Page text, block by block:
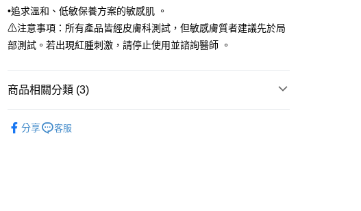
／ATM／網路銀行／等多元方式進行付款，方視為交易完成。
※ 請注意：結帳手續完成當下不需立刻繳費，但若您需要取消訂單，請聯
絡購買商品的店家。未經商家同意取消之訂單仍視為有效，需透過AFTEE
先享後付繳納相關費用。
付客戶支援中心」https://netprotections.freshdesk.com/support/home
１．透過由恩沛科技股份有限公司提供之「AFTEE先享後付」服務完成之
每筆NT$80，滿NT$590(含以上)免運費
7-11取貨付款
每筆NT$80，滿NT$590(含以上)免運費
本島宅配
•追求溫和、低敏保養方案的敏感肌 。
⚠注意事項：所有產品皆經皮膚科測試，但敏感膚質者建議先於局
部測試。若出現紅腫刺激，請停止使用並諮詢醫師 。
商品相關分類 (3)
分享 客服